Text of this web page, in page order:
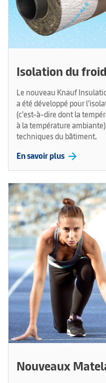
Isolation du froid
Le nouveau Knauf
a été développé pour
(c'est-à-dire dont la
à la température
techniques du bâtiment.
En savoir plus arrow_forward
Nouveaux